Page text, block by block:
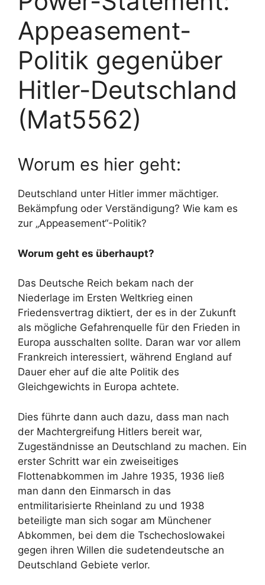
Appeasement-
Politik gegenüber
Hitler-Deutschland
(Mat5562)
Worum es hier geht:
Deutschland unter Hitler immer mächtiger.
Bekämpfung oder Verständigung? Wie kam es
zur „Appeasement“-Politik?
Worum geht es überhaupt?
Das Deutsche Reich bekam nach der
Niederlage im Ersten Weltkrieg einen
Friedensvertrag diktiert, der es in der Zukunft
als mögliche Gefahrenquelle für den Frieden in
Europa ausschalten sollte. Daran war vor allem
Frankreich interessiert, während England auf
Dauer eher auf die alte Politik des
Gleichgewichts in Europa achtete.
Dies führte dann auch dazu, dass man nach
der Machtergreifung Hitlers bereit war,
Zugeständnisse an Deutschland zu machen. Ein
erster Schritt war ein zweiseitiges
Flottenabkommen im Jahre 1935, 1936 ließ
man dann den Einmarsch in das
entmilitarisierte Rheinland zu und 1938
beteiligte man sich sogar am Münchener
Abkommen, bei dem die Tschechoslowakei
gegen ihren Willen die sudetendeutsche an
Deutschland Gebiete verlor.